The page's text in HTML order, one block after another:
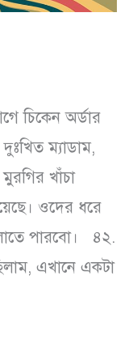
চিকেন অর্ডার
ম্যাডাম,
খাঁচা
ওদের ধরে
পারবো। ৪২.
এখানে একটা